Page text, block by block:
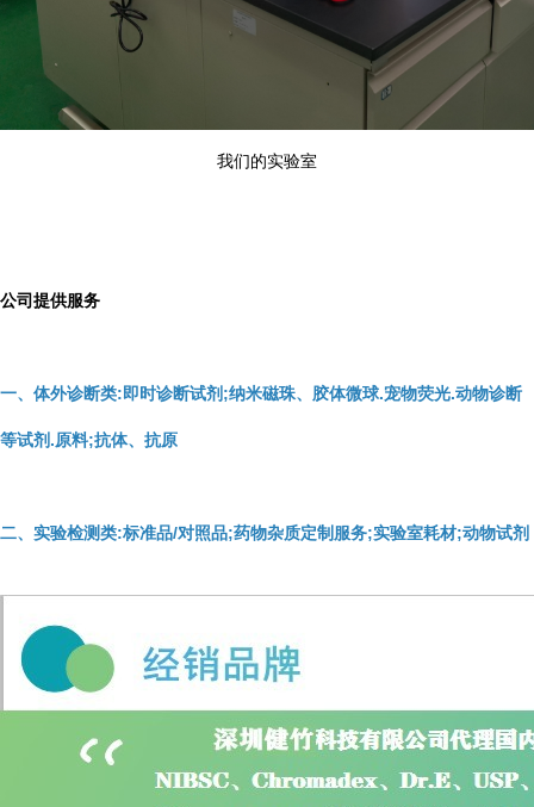
我们的实验室
公司提供服务
一、体外诊断类:即时诊断试剂;纳米磁珠、胶体微球.宠物荧光.动物诊断
等试剂.原料;抗体、抗原
二、实验检测类:标准品/对照品;药物杂质定制服务;实验室耗材;动物试剂